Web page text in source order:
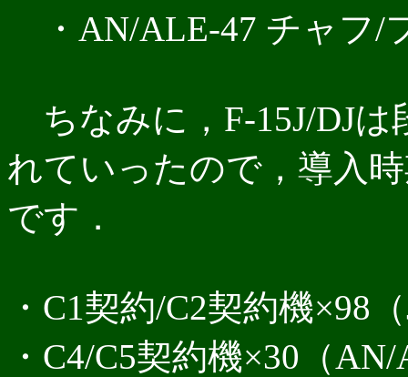
・AN/ALE-47 チャフ/
ちなみに，F-15J/DJは
れていったので，導入
です．
・C1契約/C2契約機×98
・C4/C5契約機×30（